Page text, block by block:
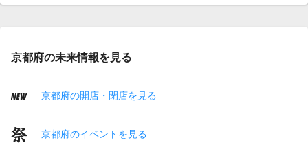
京都府の未来情報を見る
京都府の開店・閉店を見る
京都府のイベントを見る